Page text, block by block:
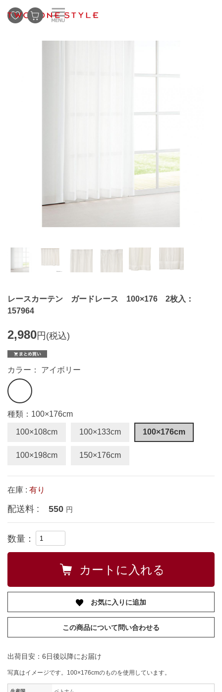
レースカーテン ガードレース 100×176 2枚入：
157964
2,980円 (税込)
カラー： アイボリー
種類：100×176cm
100×108cm 100×133cm 100×176cm
100×198cm 150×176cm
在庫 : 有り
配送料 : 550 円
数量：
お気に入りに追加
この商品について問い合わせる
出荷目安：6日後以降にお届け
写真はイメージです。100×176cmのものを使用しています。